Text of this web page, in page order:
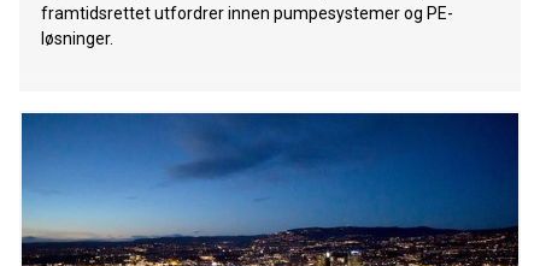
framtidsrettet utfordrer innen pumpesystemer og PE-
løsninger.